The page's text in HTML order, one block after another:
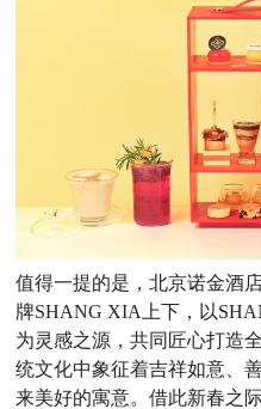
值得一提的是，北京诺金酒
牌SHANG XIA上下，以
为灵感之源，共同匠心打造
统文化中象征着吉祥如意、
来美好的寓意。借此新春之